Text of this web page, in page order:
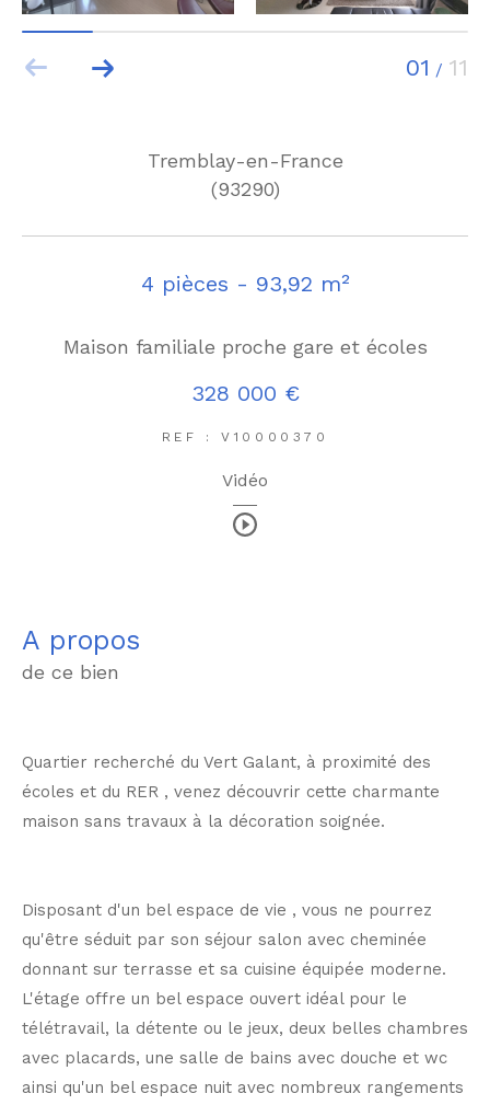
01 / 11
Tremblay-en-France
(93290)
4 pièces - 93,92 m²
Maison familiale proche gare et écoles
328 000 €
REF : V10000370
Vidéo
a propos
de ce bien
Quartier recherché du Vert Galant, à proximité des
écoles et du RER , venez découvrir cette charmante
maison sans travaux à la décoration soignée.
Disposant d'un bel espace de vie , vous ne pourrez
qu'être séduit par son séjour salon avec cheminée
donnant sur terrasse et sa cuisine équipée moderne.
L'étage offre un bel espace ouvert idéal pour le
télétravail, la détente ou le jeux, deux belles chambres
avec placards, une salle de bains avec douche et wc
ainsi qu'un bel espace nuit avec nombreux rangements